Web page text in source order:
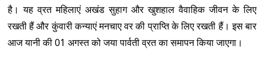
है। यह व्रत महिलाएं अखंड सुहाग और खुशहाल वैवाहिक जीवन के लिए
रखती हैं और कुंवारी कन्याएं मनचाए वर की प्राप्ति के लिए रखती हैं। इस बार
आज यानी की 01 अगस्त को जया पार्वती व्रत का समापन किया जाएगा।